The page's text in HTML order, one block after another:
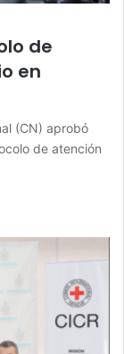
de
en
(CN) aprobó
de atención